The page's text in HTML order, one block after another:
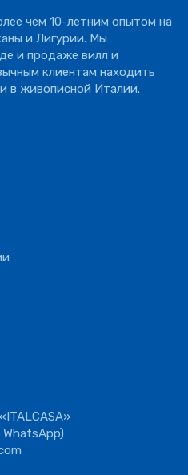
чем 10-летним опытом на
и Лигурии. Мы
и продаже вилл и
клиентам находить
в живописной Италии.
WhatsApp)